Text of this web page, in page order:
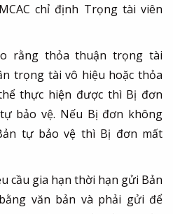
chỉ định Trọng tài viên
rằng thỏa thuận trọng tài
trọng tài vô hiệu hoặc thỏa
thực hiện được thì Bị đơn
bảo vệ. Nếu Bị đơn không
tự bảo vệ thì Bị đơn mất
cầu gia hạn thời hạn gửi Bản
văn bản và phải gửi để